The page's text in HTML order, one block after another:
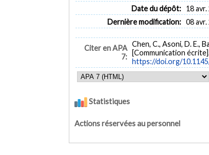
Date du dépôt: 18
Dernière modification: 08 avr.
Citer en APA
7:
Chen, C., Asoni, D. E.,
[Communication
https://doi.org/
Statistiques
Actions réservées au personnel